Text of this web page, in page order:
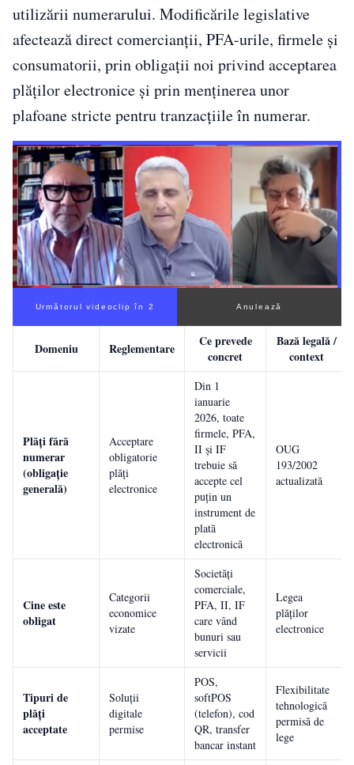
utilizării numerarului. Modificările legislative
afectează direct comercianții, PFA-urile, firmele și
consumatorii, prin obligații noi privind acceptarea
plăților electronice și prin menținerea unor
plafoane stricte pentru tranzacțiile în numerar.
Următorul videoclip în 1 Anulează
Domeniu Reglementare
Ce prevede
concret
Bază legală /
context
Plăți fără
numerar
(obligație
generală)
Acceptare
obligatorie
plăți
electronice
Din 1
ianuarie
2026, toate
firmele, PFA,
II și IF
trebuie să
accepte cel
puțin un
instrument de
plată
electronică
OUG
193/2002
actualizată
Cine este
obligat
Categorii
economice
vizate
Societăți
comerciale,
PFA, II, IF
care vând
bunuri sau
servicii
Legea
plăților
electronice
Tipuri de
plăți
acceptate
Soluții
digitale
permise
POS,
softPOS
(telefon), cod
QR, transfer
bancar instant
Flexibilitate
tehnologică
permisă de
lege